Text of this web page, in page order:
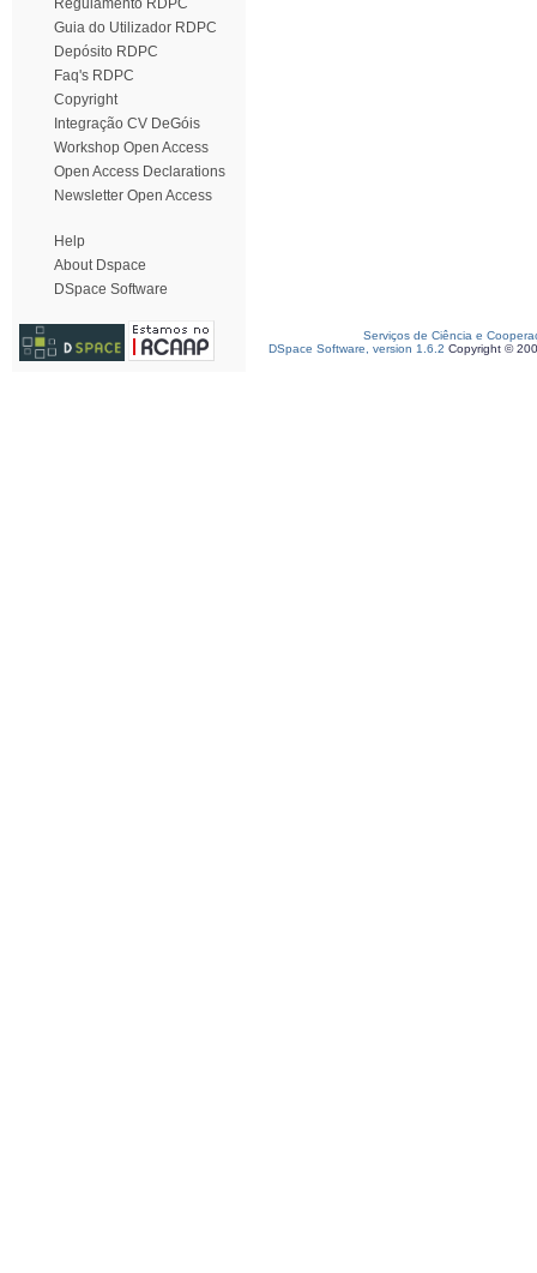
Regulamento RDPC
Guia do Utilizador RDPC
Depósito RDPC
Faq's RDPC
Copyright
Integração CV DeGóis
Workshop Open Access
Open Access Declarations
Newsletter Open Access
Help
About Dspace
DSpace Software
Serviços de Ciência e
DSpace Software, version 1.6.2 Copyright ©